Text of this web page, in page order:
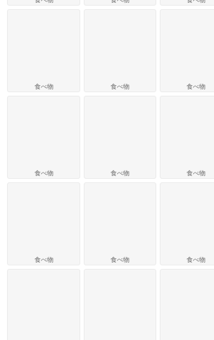
食べ物
食べ物
食べ物
食べ物
食べ物
食べ物
食べ物
食べ物
食べ物